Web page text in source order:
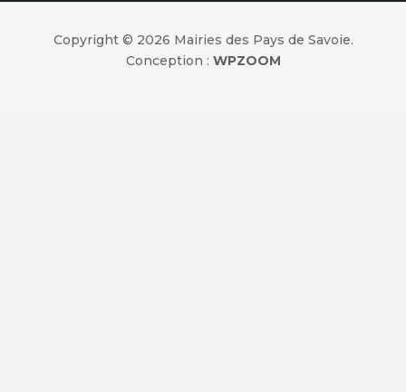
Copyright © 2026 Mairies des Pays de Savoie.
Conception : WPZOOM